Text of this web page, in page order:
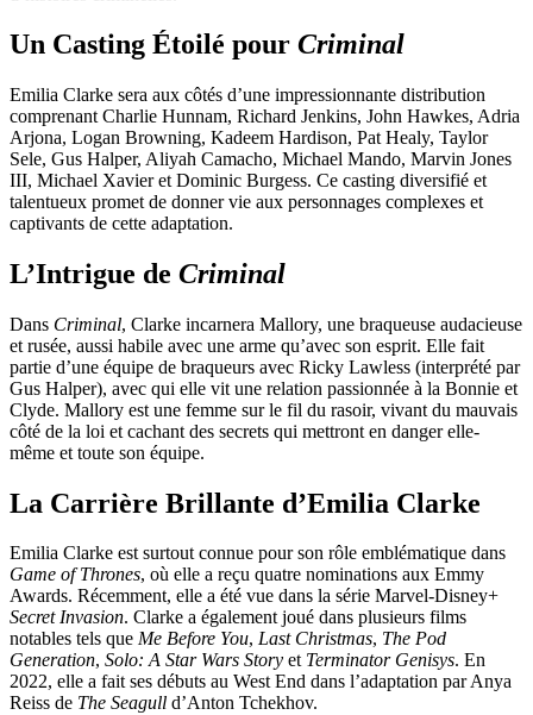
Un Casting Étoilé pour Criminal
Emilia Clarke sera aux côtés d’une impressionnante distribution
comprenant Charlie Hunnam, Richard Jenkins, John Hawkes, Adria
Arjona, Logan Browning, Kadeem Hardison, Pat Healy, Taylor
Sele, Gus Halper, Aliyah Camacho, Michael Mando, Marvin Jones
III, Michael Xavier et Dominic Burgess. Ce casting diversifié et
talentueux promet de donner vie aux personnages complexes et
captivants de cette adaptation.
L’Intrigue de Criminal
Dans Criminal, Clarke incarnera Mallory, une braqueuse audacieuse
et rusée, aussi habile avec une arme qu’avec son esprit. Elle fait
partie d’une équipe de braqueurs avec Ricky Lawless (interprété par
Gus Halper), avec qui elle vit une relation passionnée à la Bonnie et
Clyde. Mallory est une femme sur le fil du rasoir, vivant du mauvais
côté de la loi et cachant des secrets qui mettront en danger elle-
même et toute son équipe.
La Carrière Brillante d’Emilia Clarke
Emilia Clarke est surtout connue pour son rôle emblématique dans
Game of Thrones, où elle a reçu quatre nominations aux Emmy
Awards. Récemment, elle a été vue dans la série Marvel-Disney+
Secret Invasion. Clarke a également joué dans plusieurs films
notables tels que Me Before You, Last Christmas, The Pod
Generation, Solo: A Star Wars Story et Terminator Genisys. En
2022, elle a fait ses débuts au West End dans l’adaptation par Anya
Reiss de The Seagull d’Anton Tchekhov.